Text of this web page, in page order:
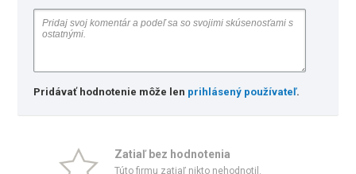
Pridávať hodnotenie môže len prihlásený používateľ.
Zatiaľ bez hodnotenia
Túto firmu zatiaľ nikto nehodnotil.